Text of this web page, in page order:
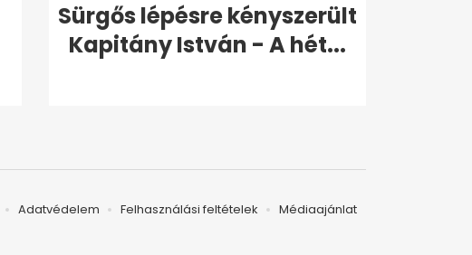
Sürgős lépésre kényszerült
Kapitány István - A hét...
Adatvédelem Felhasználási feltételek Médiaajánlat